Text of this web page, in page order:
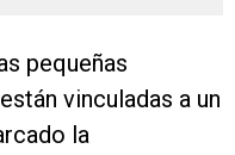
pequeñas
vinculadas a un
la